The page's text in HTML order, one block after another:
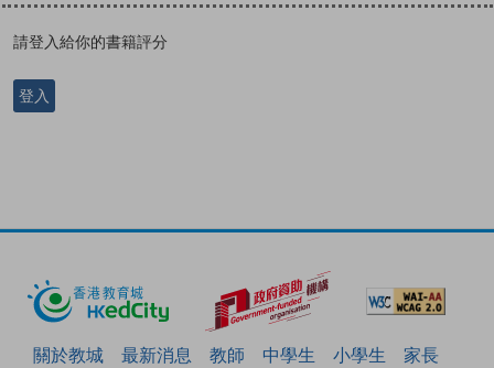
請登入給你的書籍評分
登入
關於教城 最新消息 教師 中學生 小學生
家長